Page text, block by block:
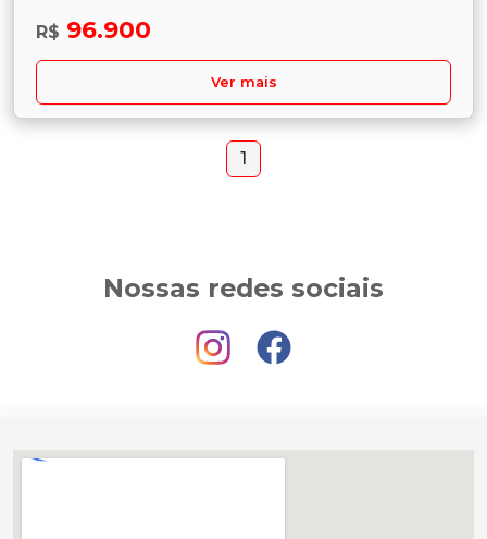
R$ 96.900
Ver mais
1
Nossas redes sociais